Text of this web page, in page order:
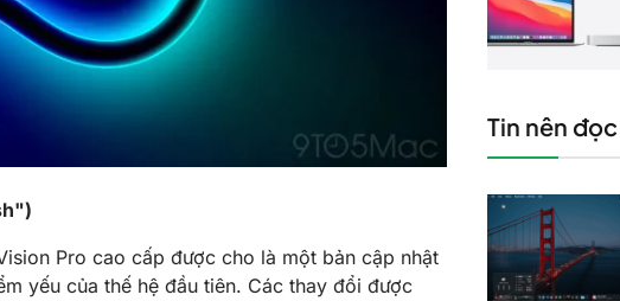
Pro cao cấp được cho là một bản cập nhật
yếu của thế hệ đầu tiên. Các thay đổi được
Tin nên đọc